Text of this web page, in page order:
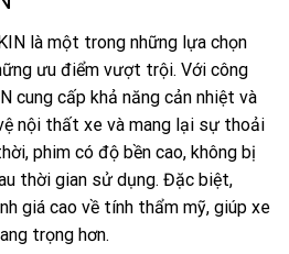
là một trong những lựa chọn
ưu điểm vượt trội. Với công
cung cấp khả năng cản nhiệt và
nội thất xe và mang lại sự thoải
phim có độ bền cao, không bị
thời gian sử dụng. Đặc biệt,
giá cao về tính thẩm mỹ, giúp xe
trọng hơn.